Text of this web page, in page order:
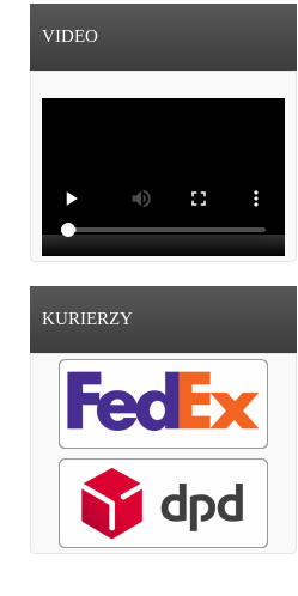
VIDEO
KURIERZY